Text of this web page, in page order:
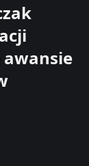
awansie